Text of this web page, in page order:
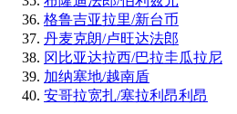
格鲁吉亚拉里/新台币
丹麦克朗/卢旺达法郎
冈比亚达拉西/巴拉圭瓜拉尼
加纳塞地/越南盾
安哥拉宽扎/塞拉利昂利昂